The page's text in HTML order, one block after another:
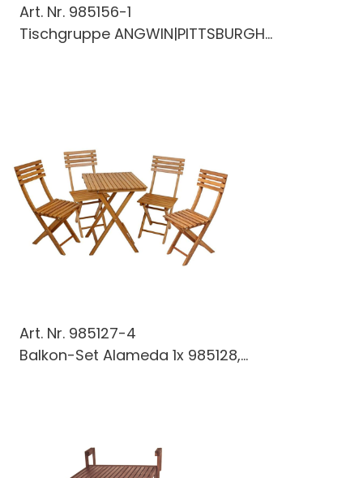
Art. Nr. 985156-1
Tischgruppe ANGWIN|PITTSBURGH...
Art. Nr. 985127-4
Balkon-Set Alameda 1x 985128,...